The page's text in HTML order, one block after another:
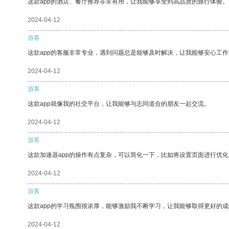
这款app的酒店、餐厅推荐非常有用，让我能够享受到高品质的旅行体验。
2024-04-12
游客
这款app的客服非常专业，遇到问题总是能够及时解决，让我能够安心工作
2024-04-12
游客
这款app就像我的社交平台，让我能够与志同道合的朋友一起交流。
2024-04-12
游客
这款加速器app的操作有点复杂，可以简化一下，比如将设置页面进行优化
2024-04-12
游客
这款app的学习氛围很浓厚，能够激励我不断学习，让我能够取得更好的成
2024-04-12